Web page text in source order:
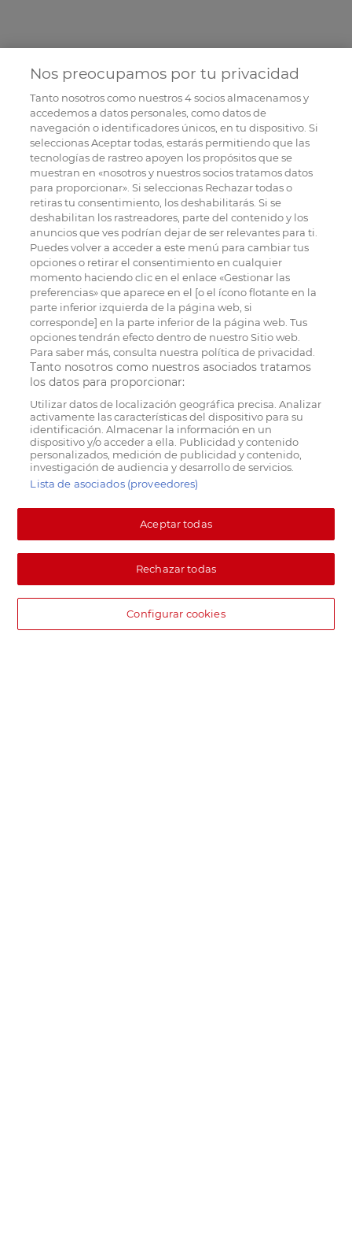
Nos preocupamos por tu privacidad
Tanto nosotros como nuestros4socios almacenamos y
accedemos a datos personales, como datos de
navegación o identificadores únicos, en tu dispositivo. Si
seleccionas Aceptar todas, estarás permitiendo que las
tecnologías de rastreo apoyen los propósitos que se
muestran en «nosotros y nuestros socios tratamos datos
para proporcionar». Si seleccionas Rechazar todas o
retiras tu consentimiento, los deshabilitarás. Si se
deshabilitan los rastreadores, parte del contenido y los
anuncios que ves podrían dejar de ser relevantes para ti.
Puedes volver a acceder a este menú para cambiar tus
opciones o retirar el consentimiento en cualquier
momento haciendo clic en el enlace «Gestionar las
preferencias» que aparece en el [o el ícono flotante en la
parte inferior izquierda de la página web, si
corresponde] en la parte inferior de la página web. Tus
opciones tendrán efecto dentro de nuestro Sitio web.
Para saber más, consulta nuestra política de privacidad.
Tanto nosotros como nuestros asociados tratamos
los datos para proporcionar:
Utilizar datos de localización geográfica precisa. Analizar
activamente las características del dispositivo para su
identificación. Almacenar la información en un
dispositivo y/o acceder a ella. Publicidad y contenido
personalizados, medición de publicidad y contenido,
investigación de audiencia y desarrollo de servicios.
Lista de asociados (proveedores)
Aceptar todas
Rechazar todas
Configurar cookies